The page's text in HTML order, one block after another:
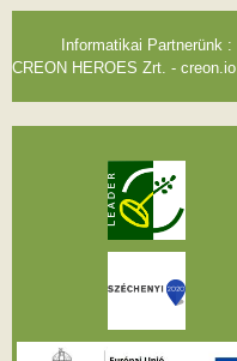
Informatikai Partnerünk :
CREON HEROES Zrt. - creon.io